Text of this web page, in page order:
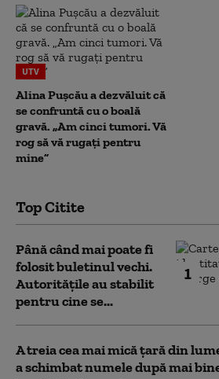
UTV
Alina Pușcău a dezvăluit că
se confruntă cu o boală
gravă. „Am cinci tumori. Vă
rog să vă rugați pentru
mine”
Top Citite
1
Până când mai poate fi
folosit buletinul vechi.
Autoritățile au stabilit
pentru cine se...
A treia cea mai mică țară din
a schimbat numele după mai